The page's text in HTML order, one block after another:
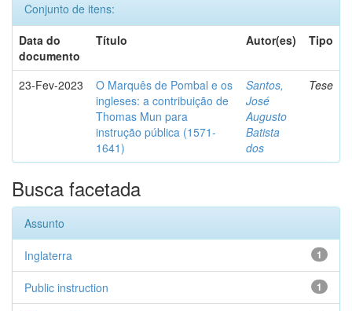
Conjunto de itens:
Data do
documento
Título Autor(es) Tipo
23-Fev-2023
O Marquês de Pombal e os
ingleses: a contribuição de
Thomas Mun para
instrução pública (1571-
1641)
Santos,
José
Augusto
Batista
dos
Tese
Busca facetada
Assunto
1
Inglaterra
1
Public instruction